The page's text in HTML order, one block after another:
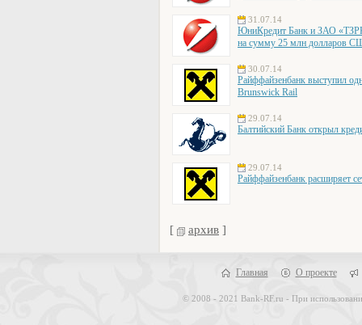
31.07.14
ЮниКредит Банк и ЗАО
на сумму 25 млн долларов
30.07.14
Райффайзенбанк выступил
Brunswick Rail
29.07.14
Балтийский Банк открыл
29.07.14
Райффайзенбанк расширяет
[ архив ]
Главная О проекте
© 2008 - 2021 Bank-RF.ru - При